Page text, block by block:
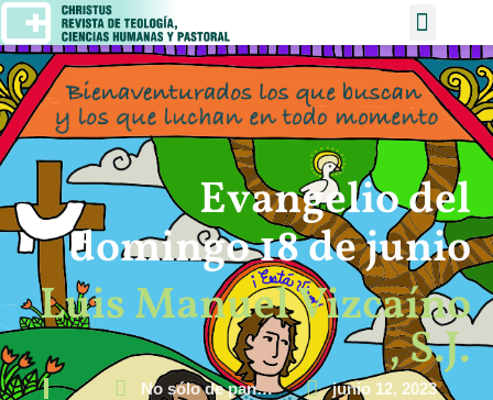
Evangelio del
domingo 18 de junio
Luis Manuel Vizcaíno
, S.J.
No sólo de pan… junio 12, 2023